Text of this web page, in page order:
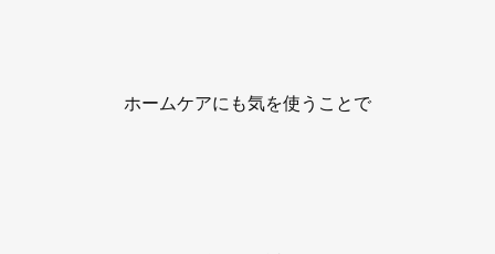
ホームケアにも気を使うことで